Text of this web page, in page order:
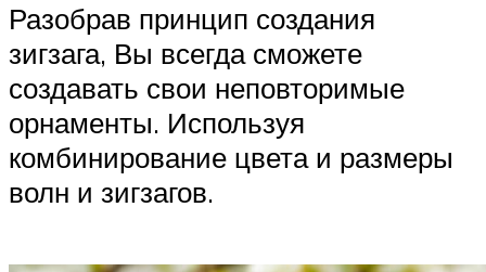
Разобрав принцип создания
зигзага, Вы всегда сможете
создавать свои неповторимые
орнаменты. Используя
комбинирование цвета и размеры
волн и зигзагов.